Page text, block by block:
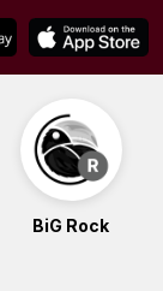
BiG Rock